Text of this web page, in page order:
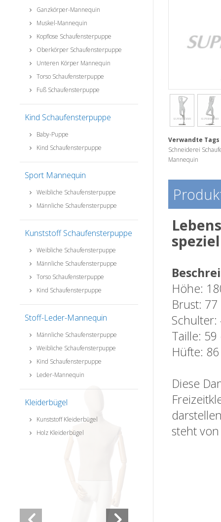
Ganzkörper-Mannequin
Muskel-Mannequin
Kopflose Schaufensterpuppe
Oberkörper Schaufensterpuppe
Unteren Körper Mannequin
Torso Schaufensterpuppe
Fuß Schaufensterpuppe
Kind Schaufensterpuppe
Baby-Puppe
Kind Schaufensterpuppe
Sport Mannequin
Weibliche Schaufensterpuppe
Männliche Schaufensterpuppe
Kunststoff Schaufensterpuppe
Weibliche Schaufensterpuppe
Männliche Schaufensterpuppe
Torso Schaufensterpuppe
Kind Schaufensterpuppe
Stoff-Leder-Mannequin
Männliche Schaufensterpuppe
Weibliche Schaufensterpuppe
Kind Schaufensterpuppe
Leder-Mannequin
Kleiderbügel
Kunststoff Kleiderbügel
Holz Kleiderbügel
Verwandte Tags
Schneiderei
Mannequin
Höhe:
Brust:
Schulter:
Taille:
Hüfte:
Diese
steht